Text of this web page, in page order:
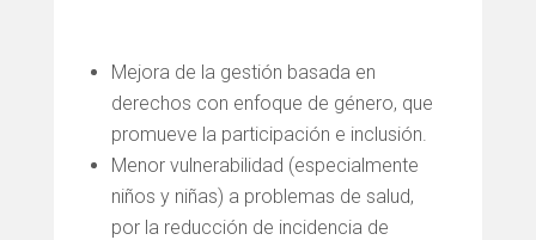
Mejora de la gestión basada en
derechos con enfoque de género, que
promueve la participación e inclusión.
Menor vulnerabilidad (especialmente
niños y niñas) a problemas de salud,
por la reducción de incidencia de